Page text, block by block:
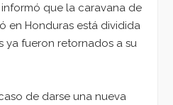
que la caravana de
en Honduras está dividida
ya fueron retornados a su
de darse una nueva